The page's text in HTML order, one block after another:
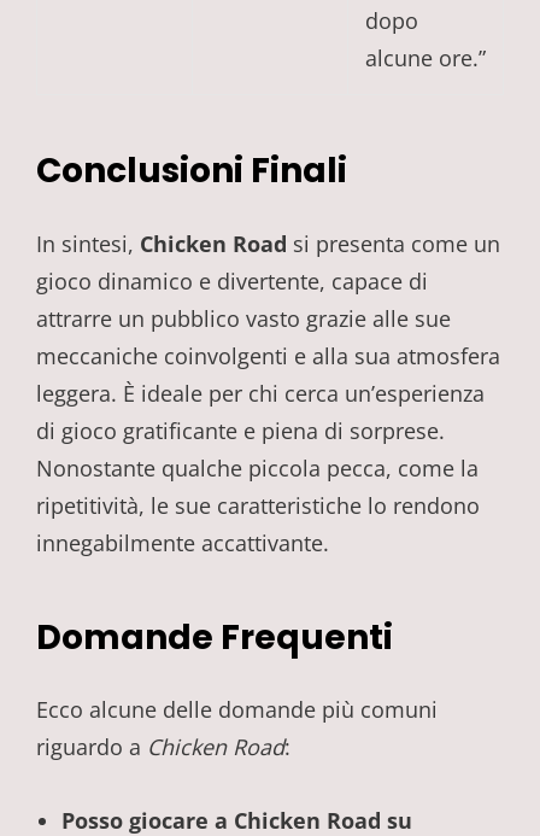
dopo
alcune ore.”
Conclusioni Finali
In sintesi, Chicken Road si presenta come un
gioco dinamico e divertente, capace di
attrarre un pubblico vasto grazie alle sue
meccaniche coinvolgenti e alla sua atmosfera
leggera. È ideale per chi cerca un’esperienza
di gioco gratificante e piena di sorprese.
Nonostante qualche piccola pecca, come la
ripetitività, le sue caratteristiche lo rendono
innegabilmente accattivante.
Domande Frequenti
Ecco alcune delle domande più comuni
riguardo a Chicken Road:
Posso giocare a Chicken Road su